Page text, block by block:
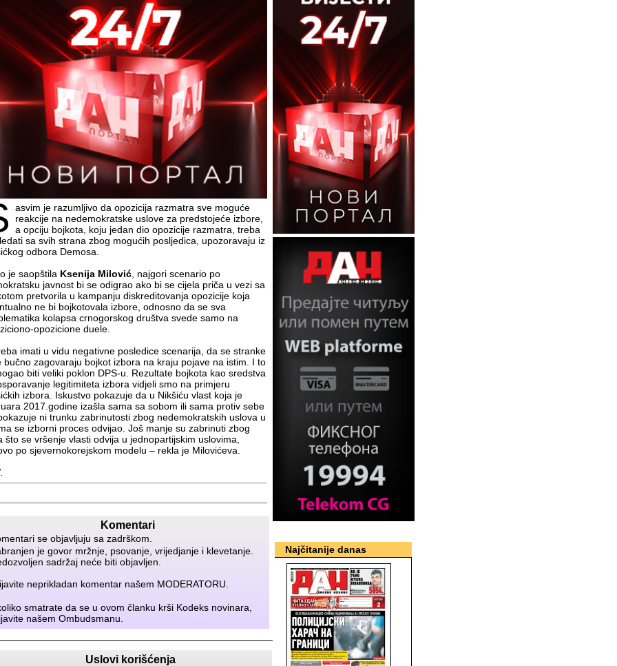
asvim je razumljivo da opozicija razmatra sve moguće
reakcije na nedemokratske uslove za predstojeće izbore,
a opciju bojkota, koju jedan dio opozicije razmatra, treba
sa svih strana zbog mogućih posljedica, upozoravaju iz
odbora Demosa.
je saopštila Ksenija Milović , najgori scenario po
javnost bi se odigrao ako bi se cijela priča u vezi sa
pretvorila u kampanju diskreditovanja opozicije koja
ne bi bojkotovala izbore, odnosno da se sva
kolapsa crnogorskog društva svede samo na
opozicione duele.
imati u vidu negativne posledice scenarija, da se stranke
bučno zagovaraju bojkot izbora na kraju pojave na istim. I to
biti veliki poklon DPS-u. Rezultate bojkota kao sredstva
legitimiteta izbora vidjeli smo na primjeru
izbora. Iskustvo pokazuje da u Nikšiću vlast koja je
2017.godine izašla sama sa sobom ili sama protiv sebe
ni trunku zabrinutosti zbog nedemokratskih uslova u
se izborni proces odvijao. Još manje su zabrinuti zbog
što se vršenje vlasti odvija u jednopartijskim uslovima,
po sjevernokorejskom modelu – rekla je Milovićeva.
Komentari
se objavljuju sa zadrškom.
je govor mržnje, psovanje, vrijedjanje i klevetanje.
sadržaj neće biti objavljen.
neprikladan komentar našem MODERATORU
smatrate da se u ovom članku krši Kodeks novinara,
našemOmbudsmanu
Uslovi korišćenja
Najčitanije danas